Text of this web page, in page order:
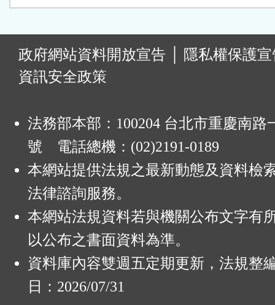
政府網站資料開放宣告
隱私權保護
資訊安全政策
法務部本部：100204 台北市重慶南路
號 電話總機：(02)2191-0189
本網站提供法規之最新動態及資料檢
法律諮詢服務。
本網站法規資料若與機關公布文字有
以公布之書面資料為準。
資料庫內容雙週五定期更新，法規整
日：2026/07/31